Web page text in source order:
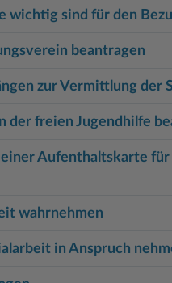
wichtig sind für den
beantragen
zur Vermittlung der
der freien Jugendhilfe
Aufenthaltskarte
wahrnehmen
in Anspruch